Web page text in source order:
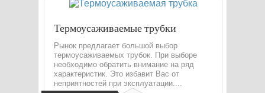
Термоусаживаемые трубки
Рынок предлагает большой выбор
термоусаживаемых трубок. При выборе
необходимо обратить внимание на ряд
характеристик. Это избавит Вас от
неприятностей при эксплуатации....